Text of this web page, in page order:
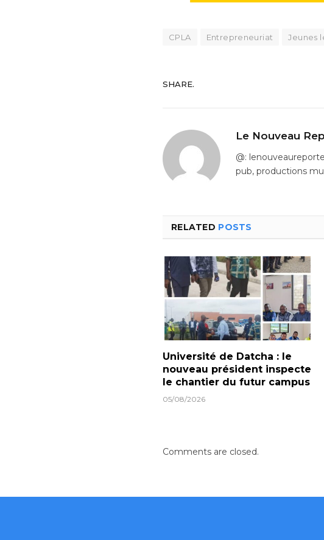
CPLA Entrepreneuriat Jeunes
SHARE.
Le Nouveau
@:
pub, productions
RELATED POSTS
Université de Datcha : le
nouveau président inspecte
le chantier du futur campus
05/08/2026
Comments are closed.